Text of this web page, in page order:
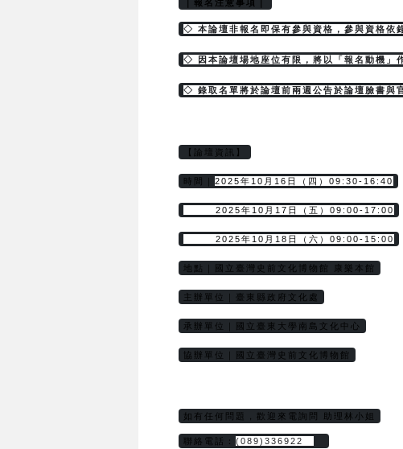
｜報名注意事項｜
◇ 本論壇非報名即保有參與資格，參與資格依
◇ 因本論壇場地座位有限，將以「報名動機」
◇ 錄取名單將於論壇前兩週公告於論壇臉書與
【論壇資訊】
時間｜ 2025年10月16日（四）09:30-16:40
2025年10月17日（五）09:00-17:00
2025年10月18日（六）09:00-15:00
地點｜國立臺灣史前文化博物館 康樂本館
主辦單位｜臺東縣政府文化處
承辦單位｜國立臺東大學南島文化中心
協辦單位｜國立臺灣史前文化博物館
如有任何問題，歡迎來電詢問 助理林小姐
聯絡電話： (089)336922